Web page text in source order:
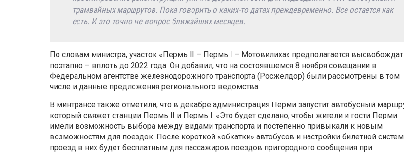
трамвайных маршрутов. Пока говорить о каких-то датах преждевременно. Все остается как
есть. И это точно не вопрос ближайших месяцев.
По словам министра, участок «Пермь II – Пермь I – Мотовилиха» предполагается
поэтапно – вплоть до 2022 года. Он добавил, что на состоявшемся 8 ноября совещании в
Федеральном агентстве железнодорожного транспорта (Росжелдор) были рассмотрены в том
числе и данные предложения регионального ведомства.
В минтрансе также отметили, что в декабре администрация Перми запустит автобусный
который свяжет станции Пермь II и Пермь I. «Это будет сделано, чтобы жители и гости Перми
имели возможность выбора между видами транспорта и постепенно привыкали к новым
возможностям для поездок. После короткой «обкатки» автобусов и настройки билетной
проезд в них будет бесплатным для пассажиров поездов пригородного сообщения при